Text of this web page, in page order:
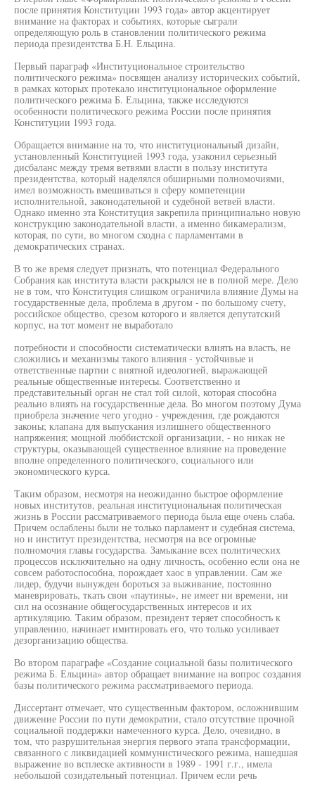
после принятия Конституции 1993 года» автор акцентирует
внимание на факторах и событиях, которые сыграли
определяющую роль в становлении политического режима
периода президентства Б.Н. Ельцина.
Первый параграф «Институциональное строительство
политического режима» посвящен анализу исторических событий,
в рамках которых протекало институциональное оформление
политического режима Б. Ельцина, также исследуются
особенности политического режима России после принятия
Конституции 1993 года.
Обращается внимание на то, что институциональный дизайн,
установленный Конституцией 1993 года, узаконил серьезный
дисбаланс между тремя ветвями власти в пользу института
президентства, который наделялся обширными полномочиями,
имел возможность вмешиваться в сферу компетенции
исполнительной, законодательной и судебной ветвей власти.
Однако именно эта Конституция закрепила принципиально новую
конструкцию законодательной власти, а именно бикамерализм,
которая, по сути, во многом сходна с парламентами в
демократических странах.
В то же время следует признать, что потенциал Федерального
Собрания как института власти раскрылся не в полной мере. Дело
не в том, что Конституция слишком ограничила влияние Думы на
государственные дела, проблема в другом - по большому счету,
российское общество, срезом которого и является депутатский
корпус, на тот момент не выработало
потребности и способности систематически влиять на власть, не
сложились и механизмы такого влияния - устойчивые и
ответственные партии с внятной идеологией, выражающей
реальные общественные интересы. Соответственно и
представительный орган не стал той силой, которая способна
реально влиять на государственные дела. Во многом поэтому Дума
приобрела значение чего угодно - учреждения, где рождаются
законы; клапана для выпускания излишнего общественного
напряжения; мощной люббистской организации, - но никак не
структуры, оказывающей существенное влияние на проведение
вполне определенного политического, социального или
экономического курса.
Таким образом, несмотря на неожиданно быстрое оформление
новых институтов, реальная институциональная политическая
жизнь в России рассматриваемого периода была еще очень слаба.
Причем ослаблены были не только парламент и судебная система,
но и институт президентства, несмотря на все огромные
полномочия главы государства. Замыкание всех политических
процессов исключительно на одну личность, особенно если она не
совсем работоспособна, порождает хаос в управлении. Сам же
лидер, будучи вынужден бороться за выживание, постоянно
маневрировать, ткать свои «паутины», не имеет ни времени, ни
сил на осознание общегосударственных интересов и их
артикуляцию. Таким образом, президент теряет способность к
управлению, начинает имитировать его, что только усиливает
дезорганизацию общества.
Во втором параграфе «Создание социальной базы политического
режима Б. Ельцина» автор обращает внимание на вопрос создания
базы политического режима рассматриваемого периода.
Диссертант отмечает, что существенным фактором, осложнившим
движение России по пути демократии, стало отсутствие прочной
социальной поддержки намеченного курса. Дело, очевидно, в
том, что разрушительная энергия первого этапа трансформации,
связанного с ликвидацией коммунистического режима, нашедшая
выражение во всплеске активности в 1989 - 1991 г.г., имела
небольшой созидательный потенциал. Причем если речь